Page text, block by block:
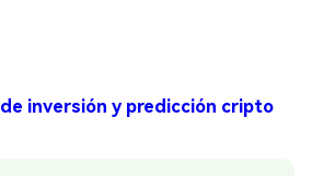
de inversión y predicción cripto